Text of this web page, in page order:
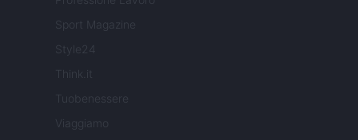
Sport Magazine
Style24
Think.it
Tuobenessere
Viaggiamo